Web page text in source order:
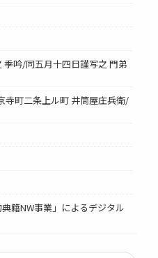
吟/同五月十四日謹写之 門弟
寺町二条上ル町 井筒屋庄兵衛/
籍NW事業」によるデジタル